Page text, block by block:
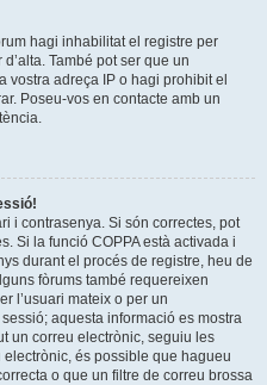
hagi inhabilitat el registre per
També pot ser que un
adreça IP o hagi prohibit el
Poseu-vos en contacte amb un
i contrasenya. Si són correctes, pot
Si la funció COPPA està activada i
durant el procés de registre, heu de
fòrums també requereixen
l’usuari mateix o per un
aquesta informació es mostra
un correu electrònic, seguiu les
és possible que hagueu
o que un filtre de correu brossa